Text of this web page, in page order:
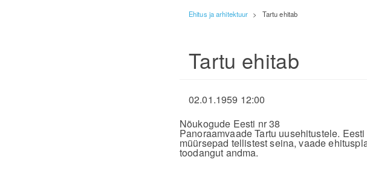
Ehitus ja arhitektuur > Tartu ehitab
Tartu ehitab
02.01.1959 12:00
Nõukogude Eesti nr 38
Panoraamvaade Tartu uusehitustele.
müürsepad tellistest seina, vaade
toodangut andma.